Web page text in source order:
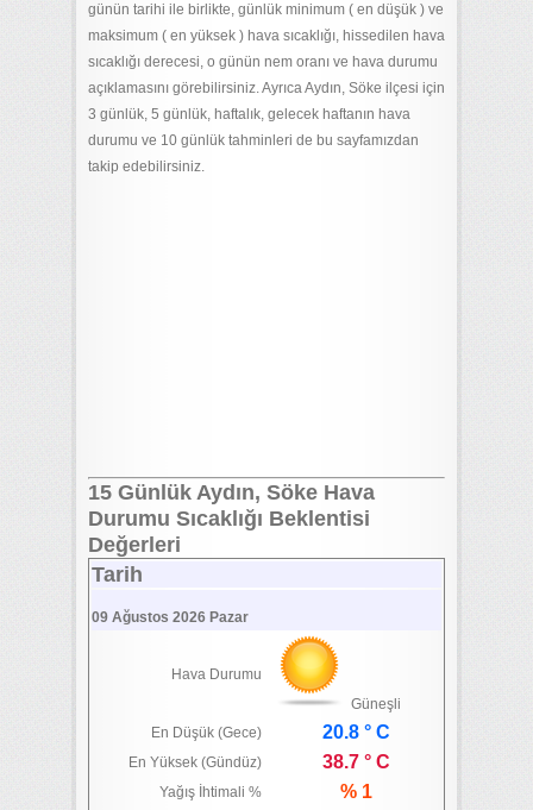
günün tarihi ile birlikte, günlük minimum ( en düşük ) ve
maksimum ( en yüksek ) hava sıcaklığı, hissedilen hava
sıcaklığı derecesi, o günün nem oranı ve hava durumu
açıklamasını görebilirsiniz. Ayrıca Aydın, Söke ilçesi için
3 günlük, 5 günlük, haftalık, gelecek haftanın hava
durumu ve 10 günlük tahminleri de bu sayfamızdan
takip edebilirsiniz.
15 Günlük Aydın, Söke Hava
Durumu Sıcaklığı Beklentisi
Değerleri
Tarih
09 Ağustos 2026 Pazar
Hava Durumu
Güneşli
En Düşük (Gece)
20.8 ° C
En Yüksek (Gündüz) 38.7 ° C
Yağış İhtimali % % 1